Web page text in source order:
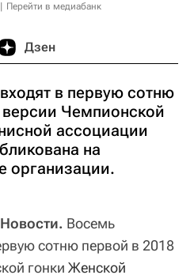
Перейти в медиабанк
Дзен
в первую сотню
версии Чемпионской
ассоциации
на
организации.
Восемь
сотню первой в 2018
гонки Женской